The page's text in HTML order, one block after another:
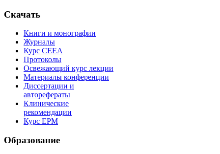
Скачать
Книги и монографии
Журналы
Курс СЕЕА
Протоколы
Освежающий курс лекции
Материалы конференции
Диссертации и
авторефераты
Клинические
рекомендации
Курс EPM
Образование